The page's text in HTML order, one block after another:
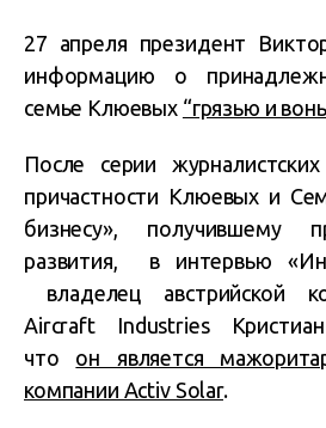
27 апреля президент
информацию о
семье Клюевых “грязью и
После серии
причастности Клюевых и
бизнесу», получившему
развития, в интервью
владелец австрийской
Aircraft Industries
что он является
компании Activ Solar.